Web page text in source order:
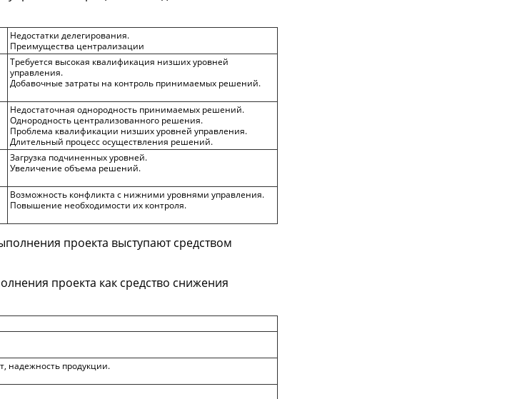
Недостатки делегирования.
Преимущества централизации
Требуется высокая квалификация низших уровней
управления.
Добавочные затраты на контроль принимаемых решений.
Недостаточная однородность принимаемых решений.
Однородность централизованного решения.
Проблема квалификации низших уровней управления.
Длительный процесс осуществления решений.
Загрузка подчиненных уровней.
Увеличение объема решений.
Возможность конфликта с нижними уровнями управления.
Повышение необходимости их контроля.
проекта выступают средством
проекта как средство снижения
надежность продукции.